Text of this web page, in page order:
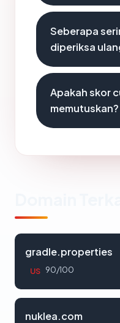
Seberapa
diperiksa
Apakah skor
memutuskan?
gradle.properties
US 90/100
nuklea.com